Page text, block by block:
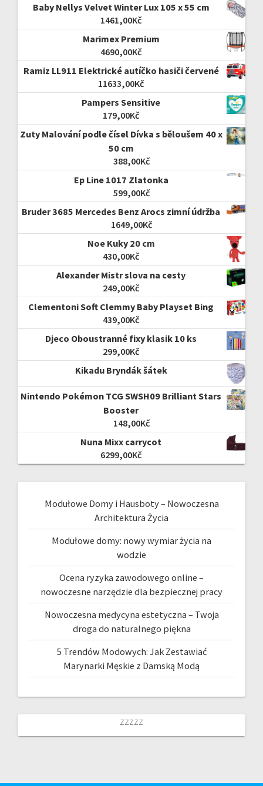
Baby Nellys Velvet Winter Lux 105 x 55 cm
1461,00Kč
Marimex Premium
4690,00Kč
Ramiz LL911 Elektrické autíčko hasiči červené
11633,00Kč
Pampers Sensitive
179,00Kč
Zuty Malování podle čísel Dívka s běloušem 40 x
50 cm
388,00Kč
Ep Line 1017 Zlatonka
599,00Kč
Bruder 3685 Mercedes Benz Arocs zimní údržba
1649,00Kč
Noe Kuky 20 cm
430,00Kč
Alexander Mistr slova na cesty
249,00Kč
Clementoni Soft Clemmy Baby Playset Bing
439,00Kč
Djeco Oboustranné fixy klasik 10 ks
299,00Kč
Kikadu Bryndák šátek
Nintendo Pokémon TCG SWSH09 Brilliant Stars
Booster
148,00Kč
Nuna Mixx carrycot
6299,00Kč
Modułowe Domy i Hausboty – Nowoczesna
Architektura Życia
Modułowe domy: nowy wymiar życia na
wodzie
Ocena ryzyka zawodowego online –
nowoczesne narzędzie dla bezpiecznej pracy
Nowoczesna medycyna estetyczna – Twoja
droga do naturalnego piękna
5 Trendów Modowych: Jak Zestawiać
Marynarki Męskie z Damską Modą
zzzzz